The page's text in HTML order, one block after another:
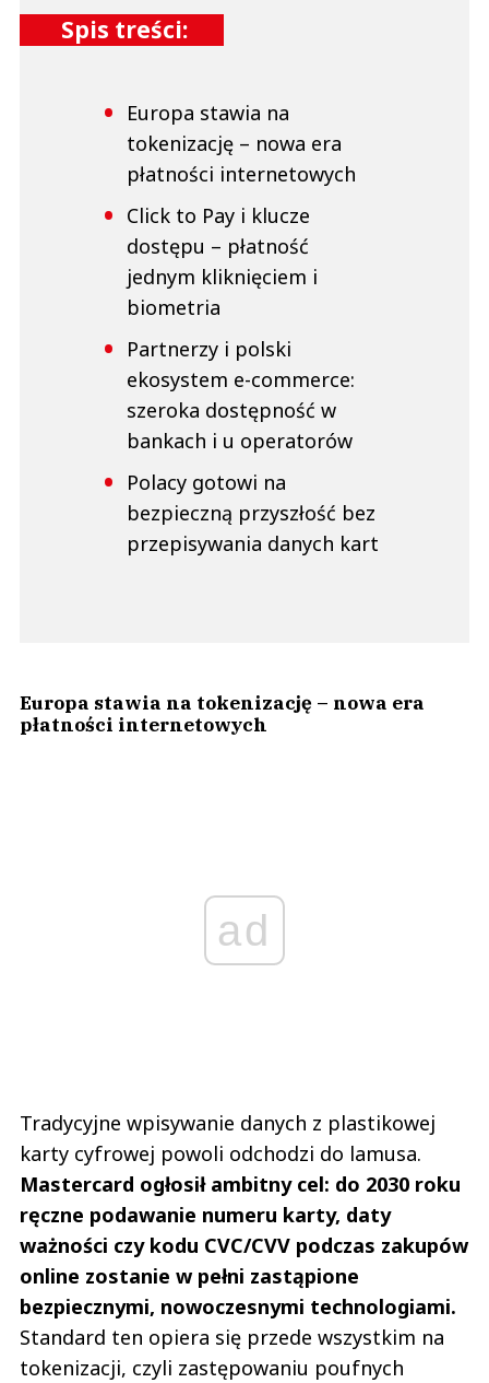
Spis treści:
Europa stawia na
tokenizację – nowa era
płatności internetowych
Click to Pay i klucze
dostępu – płatność
jednym kliknięciem i
biometria
Partnerzy i polski
ekosystem e-commerce:
szeroka dostępność w
bankach i u operatorów
Polacy gotowi na
bezpieczną przyszłość bez
przepisywania danych kart
Europa stawia na tokenizację – nowa era
płatności internetowych
ad
Tradycyjne wpisywanie danych z plastikowej
karty cyfrowej powoli odchodzi do lamusa.
Mastercard ogłosił ambitny cel: do 2030 roku
ręczne podawanie numeru karty, daty
ważności czy kodu CVC/CVV podczas zakupów
online zostanie w pełni zastąpione
bezpiecznymi, nowoczesnymi technologiami.
Standard ten opiera się przede wszystkim na
tokenizacji, czyli zastępowaniu poufnych